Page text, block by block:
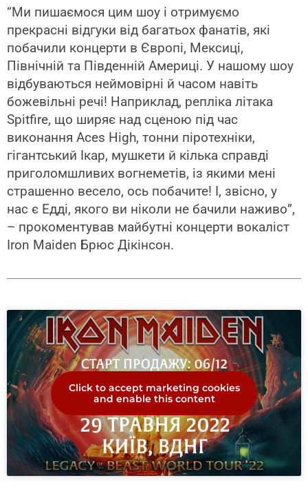
“Ми пишаємося цим шоу і отримуємо
прекрасні відгуки від багатьох фанатів, які
побачили концерти в Європі, Мексиці,
Північній та Південній Америці. У нашому шоу
відбуваються неймовірні й часом навіть
божевільні речі! Наприклад, репліка літака
Spitfire, що ширяє над сценою під час
виконання Aces High, тонни піротехніки,
гігантський Ікар, мушкети й кілька справді
приголомшливих вогнеметів, із якими мені
страшенно весело, ось побачите! І, звісно, у
нас є Едді, якого ви ніколи не бачили наживо”,
– прокоментував майбутні концерти вокаліст
Iron Maiden Брюс Дікінсон.
Click to accept marketing cookies
and enable this content